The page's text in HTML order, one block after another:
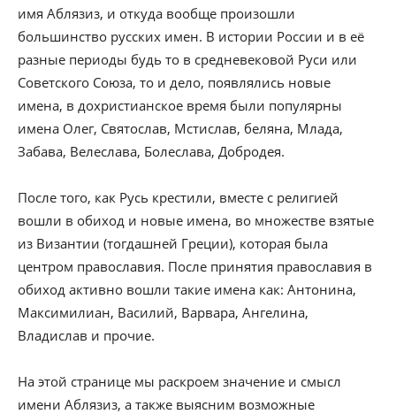
имя Аблязиз, и откуда вообще произошли
большинство русских имен. В истории России и в её
разные периоды будь то в средневековой Руси или
Советского Союза, то и дело, появлялись новые
имена, в дохристианское время были популярны
имена Олег, Святослав, Мстислав, беляна, Млада,
Забава, Велеслава, Болеслава, Добродея.
После того, как Русь крестили, вместе с религией
вошли в обиход и новые имена, во множестве взятые
из Византии (тогдашней Греции), которая была
центром православия. После принятия православия в
обиход активно вошли такие имена как: Антонина,
Максимилиан, Василий, Варвара, Ангелина,
Владислав и прочие.
На этой странице мы раскроем значение и смысл
имени Аблязиз, а также выясним возможные